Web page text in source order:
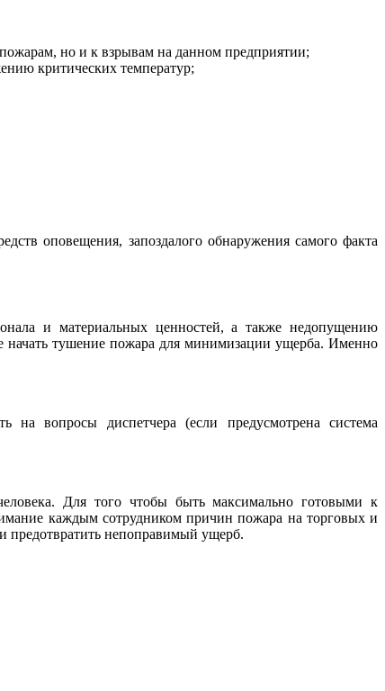
но и к взрывам на данном предприятии;
критических температур;
оповещения, запоздалого обнаружения самого факта
и материальных ценностей, а также недопущению
тушение пожара для минимизации ущерба. Именно
на вопросы диспетчера (если предусмотрена система
Для того чтобы быть максимально готовыми к
каждым сотрудником причин пожара на торговых и
предотвратить непоправимый ущерб.